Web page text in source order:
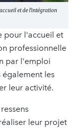
et de l'intégration
pour l'accueil et
professionnelle
par l'emploi
également les
leur activité.
leur projet